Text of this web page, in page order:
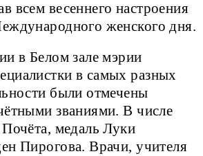
всем весеннего настроения
женского дня.
в Белом зале мэрии
в самых разных
были отмечены
званиями. В числе
медаль Луки
Пирогова. Врачи, учителя